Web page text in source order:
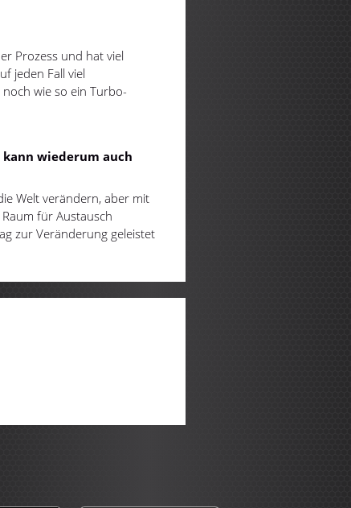
Prozess und hat viel
jeden Fall viel
wie so ein Turbo-
wiederum auch
Welt verändern, aber mit
für Austausch
zur Veränderung geleistet